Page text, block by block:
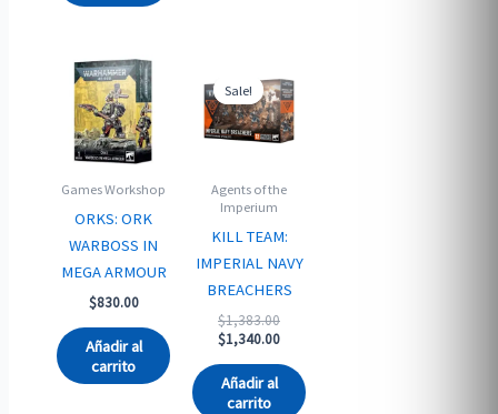
Games Workshop
ORKS: ORK
WARBOSS IN
MEGA ARMOUR
$830.00
Añadir al
carrito
Sale!
Sale!
Agents of the
Imperium
KILL TEAM:
IMPERIAL NAVY
BREACHERS
$1,383.00Original
price
$1,383.00.
$1,340.00Current
$1,340.00.
Añadir al
carrito